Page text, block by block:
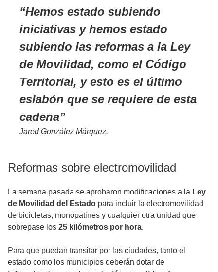
Hemos estado subiendo
iniciativas y hemos estado
subiendo las reformas a la Ley
de Movilidad, como el Código
Territorial, y esto es el último
eslabón que se requiere de esta
cadena
Jared González Márquez.
Reformas sobre electromovilidad
La semana pasada se aprobaron modificaciones a la Ley
de Movilidad del Estado para incluir la electromovilidad
de bicicletas, monopatines y cualquier otra unidad que
sobrepase los 25 kilómetros por hora.
Para que puedan transitar por las ciudades, tanto el
estado como los municipios deberán dotar de